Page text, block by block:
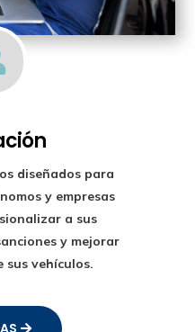
diseñados para
y empresas
a sus
y mejorar
sus vehículos.